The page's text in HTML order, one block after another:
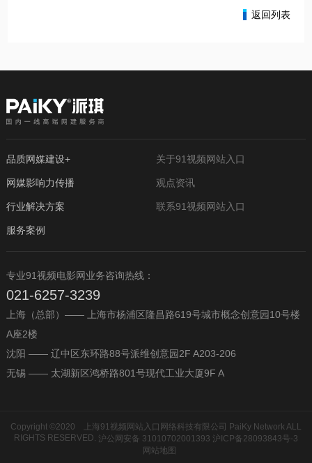
返回列表
品质网媒建设+
网媒影响力传播
行业解决方案
服务案例
关于91视频网站入口
观点资讯
联系91视频网站入口
专业91视频电影网业务咨询热线：
021-6257-3239
上海（总部）—— 上海市杨浦区隆昌路619号城市概念创意园10号楼
A座2楼
沈阳 —— 辽中区东环路88号派维创意园2F A203-206
无锡 —— 太湖新区鸿桥路801号现代工业大厦9F A
Copyright ©2020 上海91视频网站入口网络科技有限公司 PaiKy Network ALL
RIGHTS RESERVED. 沪公网安备 31010702001393 沪ICP备28093843号-3
网站地图